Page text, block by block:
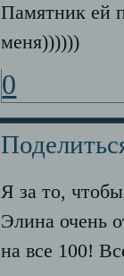
Памятник ей
меня))))))
0
Я за то,
Элина очень
на все 100!